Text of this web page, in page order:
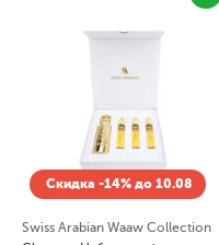
Скидка -14% до 10.08
Swiss Arabian Waaw Collection